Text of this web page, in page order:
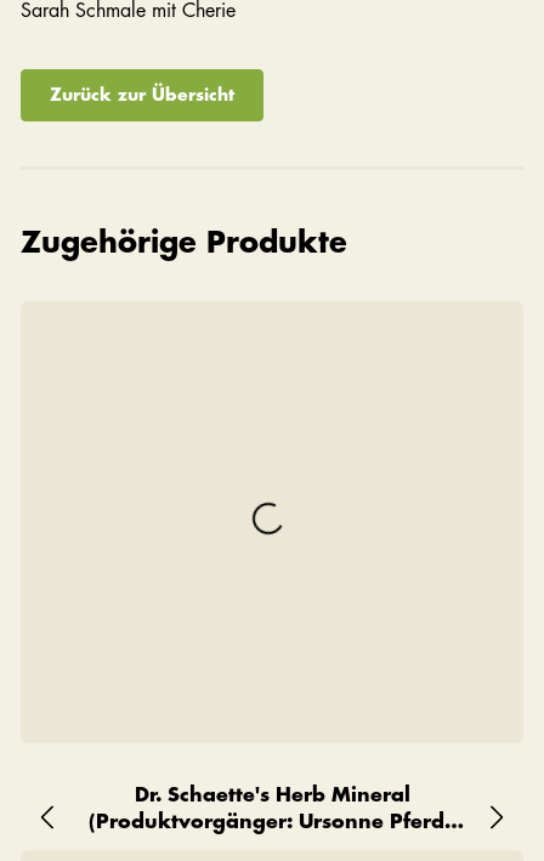
Sarah Schmale mit Cherie
Zurück zur Übersicht
Zugehörige Produkte
Dr. Schaette's Herb Mineral
(Produktvorgänger: Ursonne Pferde